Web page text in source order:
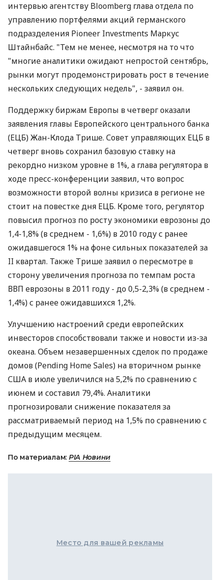
интервью агентству Bloomberg глава отдела по
управлению портфелями акций германского
подразделения Pioneer Investments Маркус
Штайнбайс. "Тем не менее, несмотря на то что
"многие аналитики ожидают непростой сентябрь,
рынки могут продемонстрировать рост в течение
нескольких следующих недель", - заявил он.
Поддержку биржам Европы в четверг оказали
заявления главы Европейского центрального банка
(ЕЦБ) Жан-Клода Трише. Совет управляющих ЕЦБ в
четверг вновь сохранил базовую ставку на
рекордно низком уровне в 1%, а глава регулятора в
ходе пресс-конференции заявил, что вопрос
возможности второй волны кризиса в регионе не
стоит на повестке дня ЕЦБ. Кроме того, регулятор
повысил прогноз по росту экономики еврозоны до
1,4-1,8% (в среднем - 1,6%) в 2010 году с ранее
ожидавшегося 1% на фоне сильных показателей за
II квартал. Также Трише заявил о пересмотре в
сторону увеличения прогноза по темпам роста
ВВП еврозоны в 2011 году - до 0,5-2,3% (в среднем -
1,4%) с ранее ожидавшихся 1,2%.
Улучшению настроений среди европейских
инвесторов способствовали также и новости из-за
океана. Объем незавершенных сделок по продаже
домов (Pending Home Sales) на вторичном рынке
США в июле увеличился на 5,2% по сравнению с
июнем и составил 79,4%. Аналитики
прогнозировали снижение показателя за
рассматриваемый период на 1,5% по сравнению с
предыдущим месяцем.
По материалам: РІА Новини
Место для вашей рекламы